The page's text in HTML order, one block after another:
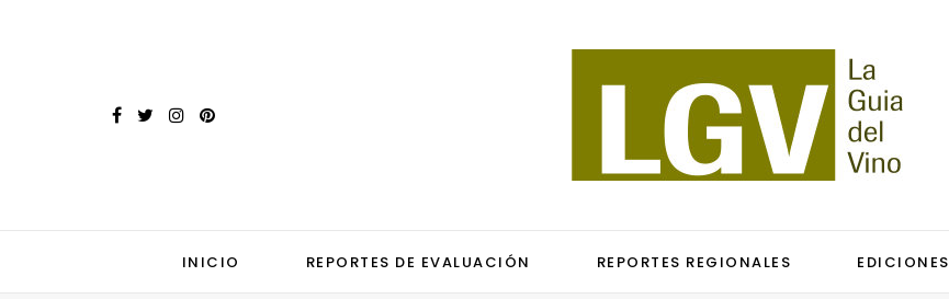
INICIO REPORTES DE EVALUACIÓN REPORTES REGIONALES EDICIONES